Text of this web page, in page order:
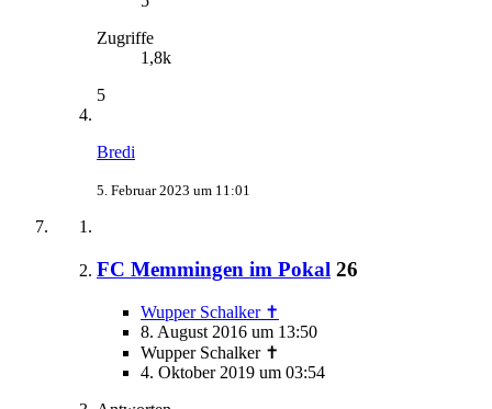
Zugriffe
1,8k
5
Bredi
5. Februar 2023 um 11:01
FC Memmingen im Pokal 26
Wupper Schalker ✝
8. August 2016 um 13:50
Wupper Schalker ✝
4. Oktober 2019 um 03:54